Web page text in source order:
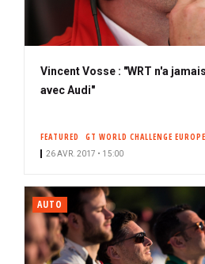
Vincent Vosse : "WRT n'a
avec Audi"
FEATURED GT WORLD CHALLENGE EUROPE
26 AVR. 2017 • 15:00
AUTO